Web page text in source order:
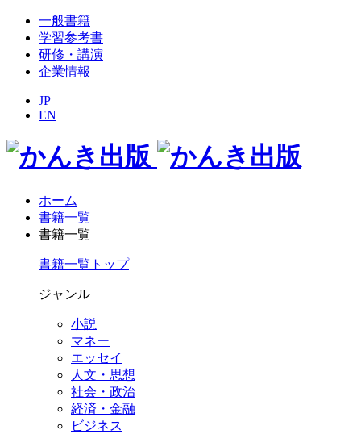
一般書籍
学習参考書
研修・講演
企業情報
JP
EN
ホーム
書籍一覧
書籍一覧
書籍一覧トップ
ジャンル
小説
マネー
エッセイ
人文・思想
社会・政治
経済・金融
ビジネス